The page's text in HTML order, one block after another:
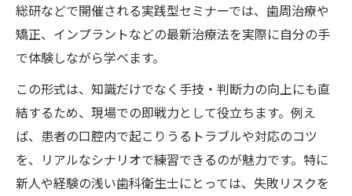
総研などで開催される実践型セミナーでは、歯周治療や
矯正、インプラントなどの最新治療法を実際に自分の手
で体験しながら学べます。
この形式は、知識だけでなく手技・判断力の向上にも直
結するため、現場での即戦力として役立ちます。例え
ば、患者の口腔内で起こりうるトラブルや対応のコツ
を、リアルなシナリオで練習できるのが魅力です。特に
新人や経験の浅い歯科衛生士にとっては、失敗リスクを